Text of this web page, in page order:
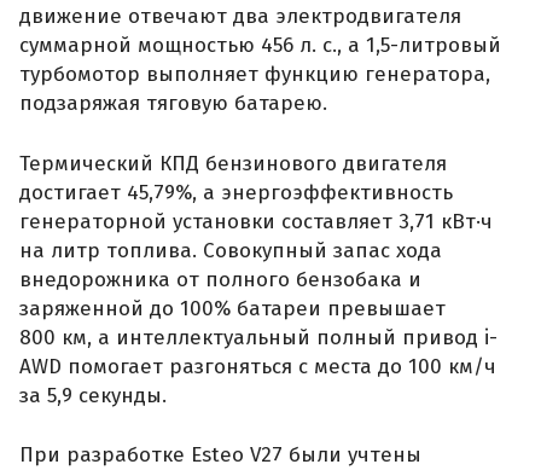
движение отвечают два электродвигателя
суммарной мощностью 456 л. с., а 1,5-литровый
турбомотор выполняет функцию генератора,
подзаряжая тяговую батарею.
Термический КПД бензинового двигателя
достигает 45,79%, а энергоэффективность
генераторной установки составляет 3,71 кВт·ч
на литр топлива. Совокупный запас хода
внедорожника от полного бензобака и
заряженной до 100% батареи превышает
800 км, а интеллектуальный полный привод i-
AWD помогает разгоняться с места до 100 км/ч
за 5,9 секунды.
При разработке Esteo V27 были учтены